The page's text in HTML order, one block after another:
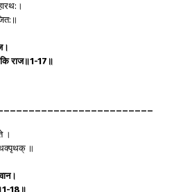
।
किराज॥1-17 ॥
।
॥
।
1-18 ॥